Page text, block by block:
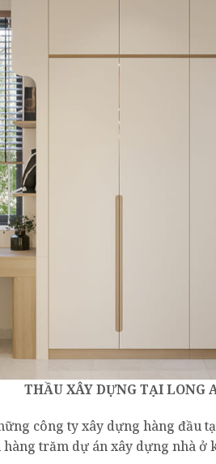
THẦU XÂY DỰNG TẠI LONG
công ty xây dựng hàng đầu
trăm dự án xây dựng nhà ở